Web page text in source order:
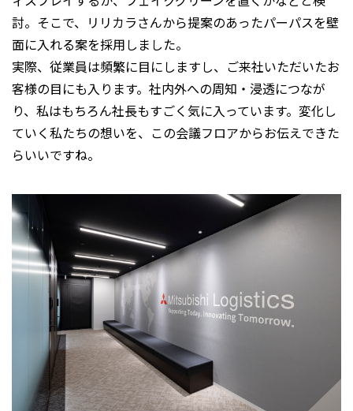
討。そこで、リリカラさんから提案のあったパーパスを壁
面に入れる案を採用しました。
実際、従業員は頻繁に目にしますし、ご来社いただいたお
客様の目にも入ります。社内外への周知・浸透につなが
り、私はもちろん社長もすごく気に入っています。変化し
ていく私たちの想いを、この会議フロアからお伝えできた
らいいですね。